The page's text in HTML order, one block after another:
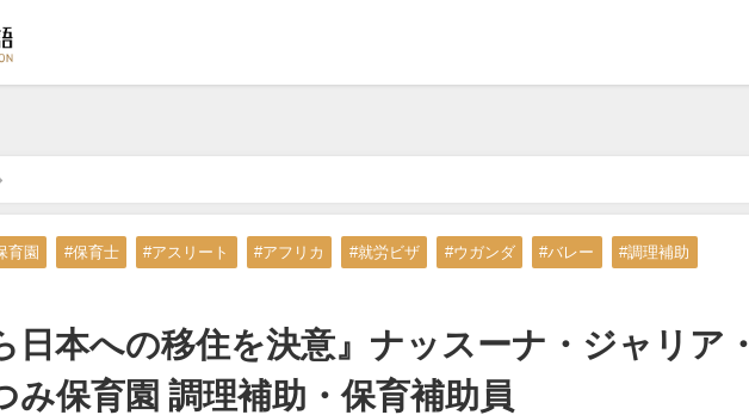
育園 #保育士 #アスリート #アフリカ #就労ビザ #ウガンダ #バレー #調理補助
日本への移住を決意』ナッスーナ・ジャリア・
保育園 調理補助・保育補助員